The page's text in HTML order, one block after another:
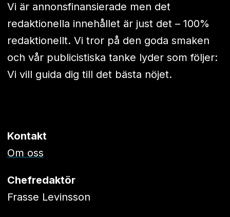
Vi är annonsfinansierade men det
redaktionella innehållet är just det – 100%
redaktionellt. Vi tror på den goda smaken
och vår publicistiska tanke lyder som följer:
Vi vill guida dig till det bästa nöjet.
Kontakt
Om oss
Chefredaktör
Frasse Levinsson